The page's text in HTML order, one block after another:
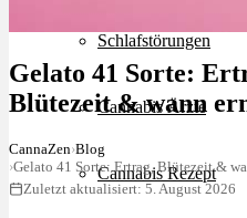
Schlafstörungen
Cannabis Ärzte
Cannabis Rezept
Gelato 41 Sorte:
Blütezeit & wann
CannaZen›Blog
›Gelato 41 Sorte: Ertrag, Blütezeit &
Zuletzt aktualisiert: 5. August 2026